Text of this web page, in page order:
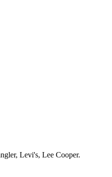
Levi's, Lee Cooper.